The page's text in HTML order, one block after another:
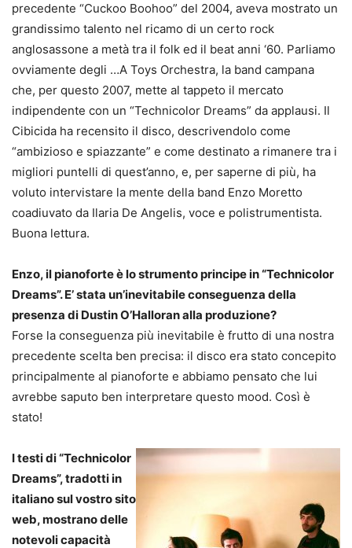
precedente “Cuckoo Boohoo” del 2004, aveva mostrato un
grandissimo talento nel ricamo di un certo rock
anglosassone a metà tra il folk ed il beat anni ‘60. Parliamo
ovviamente degli …A Toys Orchestra, la band campana
che, per questo 2007, mette al tappeto il mercato
indipendente con un “Technicolor Dreams” da applausi. Il
Cibicida ha recensito il disco, descrivendolo come
“ambizioso e spiazzante” e come destinato a rimanere tra i
migliori puntelli di quest’anno, e, per saperne di più, ha
voluto intervistare la mente della band Enzo Moretto
coadiuvato da Ilaria De Angelis, voce e polistrumentista.
Buona lettura.
Enzo, il pianoforte è lo strumento principe in “Technicolor
Dreams”. E’ stata un’inevitabile conseguenza della
presenza di Dustin O’Halloran alla produzione?
Forse la conseguenza più inevitabile è frutto di una nostra
precedente scelta ben precisa: il disco era stato concepito
principalmente al pianoforte e abbiamo pensato che lui
avrebbe saputo ben interpretare questo mood. Così è
stato!
I testi di “Technicolor
Dreams”, tradotti in
italiano sul vostro sito
web, mostrano delle
notevoli capacità